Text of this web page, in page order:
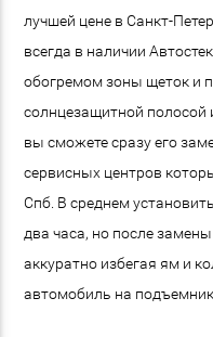
лучшей цене в Санкт-
всегда в наличии
обогремом зоны щеток и
солнцезащитной полосой
вы сможете сразу его
сервисных центров
Спб. В среднем
два часа, но после
аккуратно избегая ям и
автомобиль на